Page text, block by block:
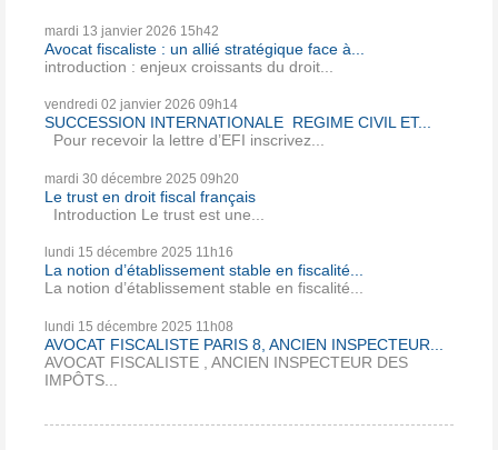
mardi 13 janvier 2026 15h42
Avocat fiscaliste : un allié stratégique face à...
introduction : enjeux croissants du droit...
vendredi 02 janvier 2026 09h14
SUCCESSION INTERNATIONALE REGIME CIVIL ET...
Pour recevoir la lettre d’EFI inscrivez...
mardi 30 décembre 2025 09h20
Le trust en droit fiscal français
Introduction Le trust est une...
lundi 15 décembre 2025 11h16
La notion d’établissement stable en fiscalité...
La notion d’établissement stable en fiscalité...
lundi 15 décembre 2025 11h08
AVOCAT FISCALISTE PARIS 8, ANCIEN INSPECTEUR...
AVOCAT FISCALISTE , ANCIEN INSPECTEUR DES
IMPÔTS...